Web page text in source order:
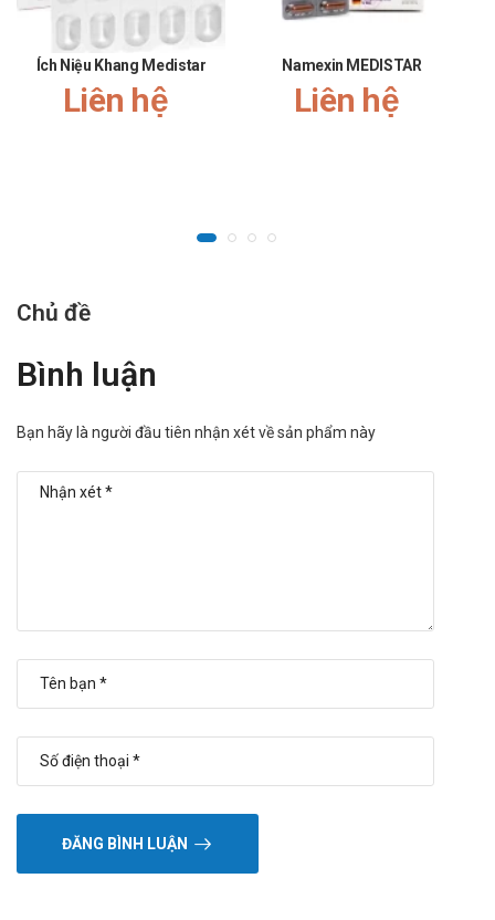
tránh ánh nắng trực tiếp từ mặt trời.
Để Kiện não Ích trí Doctor Brain xa tầm tay trẻ em.
Nguồn: https://nghidinh15.vfa.gov.vn
Ích Niệu Khang Medistar
Liên hệ
Namexin MEDISTAR
Liên hệ
Chủ đề
Bình luận
Bạn hãy là người đầu tiên nhận xét về sản phẩm này
ĐĂNG BÌNH LUẬN